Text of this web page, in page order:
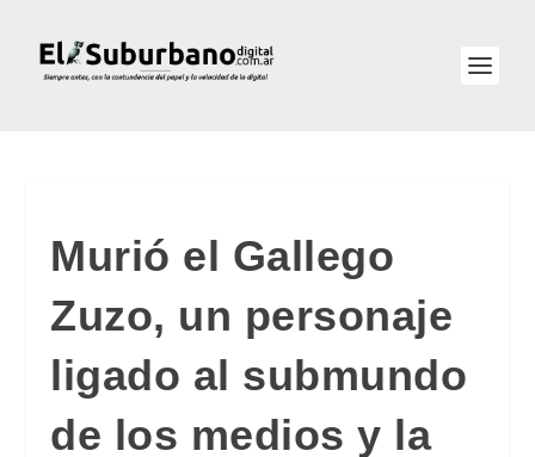
Murió el Gallego
Zuzo, un personaje
ligado al submundo
de los medios y la